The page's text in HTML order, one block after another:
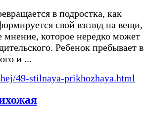
в подростка, как
свой взгляд на вещи,
мнение, которое нередко может
Ребенок пребывает в
и ...